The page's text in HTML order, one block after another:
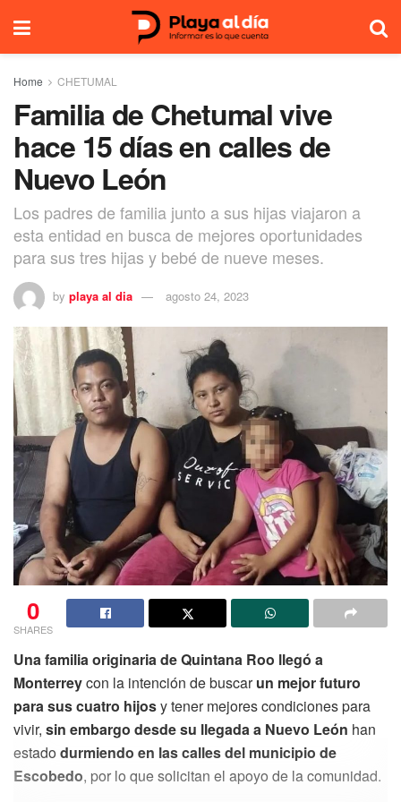
Home CHETUMAL
Familia de Chetumal vive
hace 15 días en calles de
Nuevo León
Los padres de familia junto a sus hijas viajaron a
esta entidad en busca de mejores oportunidades
para sus tres hijas y bebé de nueve meses.
by playa al dia agosto 24, 2023
0
SHARES
Una familia originaria de Quintana Roo llegó a
Monterreycon la intención de buscarun mejor futuro
para sus cuatro hijosy tener mejores condiciones para
vivir, sin embargo desde su llegada a Nuevo León han
estado durmiendo en las calles del municipio de
Escobedo, por lo que solicitan el apoyo de la comunidad.